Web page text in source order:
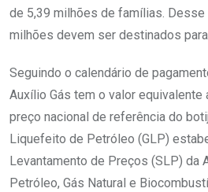
de 5,39 milhões de famílias. Desse
milhões devem ser destinados
Seguindo o calendário de
Auxílio Gás tem o valor equivalente
preço nacional de referência do
Liquefeito de Petróleo (GLP)
Levantamento de Preços (SLP) da
Petróleo, Gás Natural e